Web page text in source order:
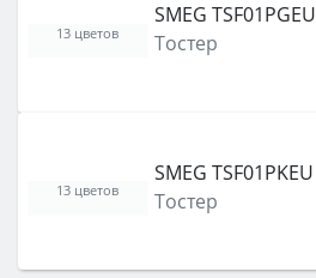
SMEG TSF01PGEU
Тостер
13 цветов
SMEG TSF01PKEU
Тостер
13 цветов